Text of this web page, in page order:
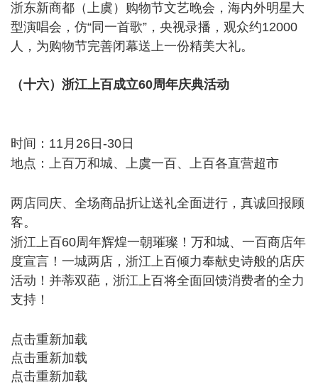
浙东新商都（上虞）购物节文艺晚会，海内外明星大
型演唱会，仿“同一首歌”，央视录播，观众约12000
人，为购物节完善闭幕送上一份精美大礼。
（十六）浙江上百成立60周年庆典活动
时间：11月26日-30日
地点：上百万和城、上虞一百、上百各直营超市
两店同庆、全场商品折让送礼全面进行，真诚回报顾
客。
浙江上百60周年辉煌一朝璀璨！万和城、一百商店年
度宣言！一城两店，浙江上百倾力奉献史诗般的店庆
活动！并蒂双葩，浙江上百将全面回馈消费者的全力
支持！
点击重新加载
点击重新加载
点击重新加载